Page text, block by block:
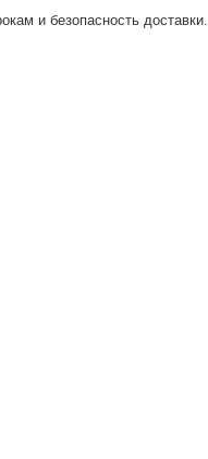
и безопасность доставки.